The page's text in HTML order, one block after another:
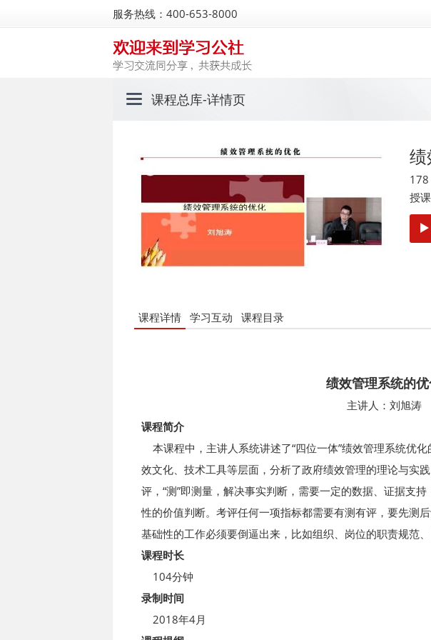
服务热线：400-653-8000
课程总库-详情页
授
课程详情 学习互动 课程目录
绩效管理系统的
主讲人：刘旭涛
课程简介
本课程中，主讲人系统讲述了“四位一体”绩效管理系统优
效文化、技术工具等层面，分析了政府绩效管理的理论与实
评，“测”即测量，解决事实判断，需要一定的数据、证据支
性的价值判断。考评任何一项指标都需要有测有评，要先测
基础性的工作必须要倒逼出来，比如组织、岗位的职责规范
课程时长
104分钟
录制时间
2018年4月